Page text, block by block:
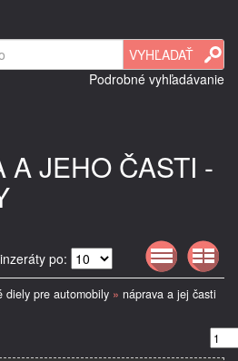
Podrobné vyhľadávanie
A JEHO ČASTI -
po:
diely pre automobily » náprava a jej časti